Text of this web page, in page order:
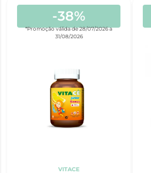
-38%
*Promoção válida de 28/07/2026 a
31/08/2026
VITACE